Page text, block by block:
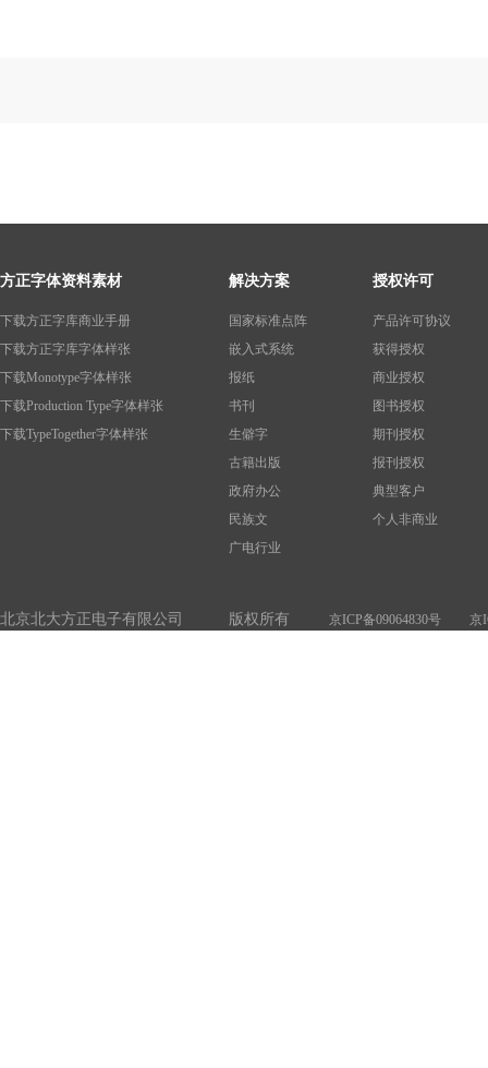
方正字体资料素材
下载方正字库商业手册
下载方正字库字体样张
下载Monotype字体样张
下载Production Type字体样张
下载TypeTogether字体样张
解决方案
国家标准点阵
嵌入式系统
报纸
书刊
生僻字
古籍出版
政府办公
民族文
广电行业
授权许可
产品许可协议
获得授权
商业授权
图书授权
期刊授权
报刊授权
典型客户
个人非商业
北京北大方正电子有限公司 版权所有 京ICP备09064830号 京